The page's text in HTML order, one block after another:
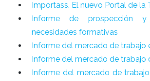
Importass. El nuevo Portal de la
Informe de prospección
necesidades formativas
Informe del mercado de trabajo
Informe del mercado de trabajo
Informe del mercado de